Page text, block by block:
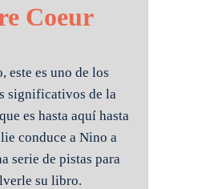
Coeur
este es uno de los
significativos de la
es hasta aquí hasta
conduce a Nino a
serie de pistas para
su libro.